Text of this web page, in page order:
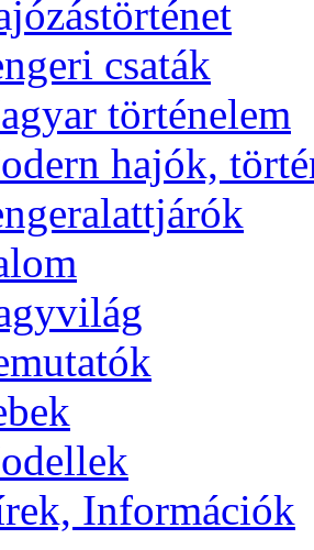
csaták
történelem
hajók,
Információk